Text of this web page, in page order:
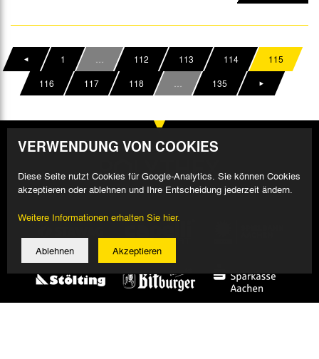
1 … 112 113 114
115
116
117 118 … 135
VERWENDUNG VON COOKIES
Diese Seite nutzt Cookies für Google-Analytics. Sie können Cookies
akzeptieren oder ablehnen und Ihre Entscheidung jederzeit ändern.
Weitere Informationen erhalten Sie hier.
Ablehnen Akzeptieren